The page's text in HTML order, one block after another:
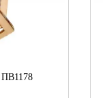
ПВ1178